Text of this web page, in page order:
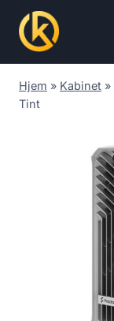
content
Hjem » Kabinet »
Tint